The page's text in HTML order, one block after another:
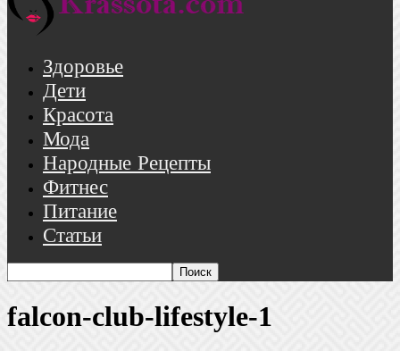
Здоровье
Дети
Красота
Мода
Народные Рецепты
Фитнес
Питание
Статьи
falcon-club-lifestyle-1